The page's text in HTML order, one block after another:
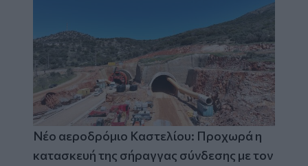
Νέο αεροδρόμιο Καστελίου: Προχωρά η
κατασκευή της σήραγγας σύνδεσης με τον